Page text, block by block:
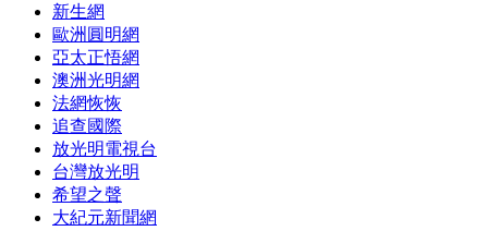
新生網
歐洲圓明網
亞太正悟網
澳洲光明網
法網恢恢
追查國際
放光明電視台
台灣放光明
希望之聲
大紀元新聞網